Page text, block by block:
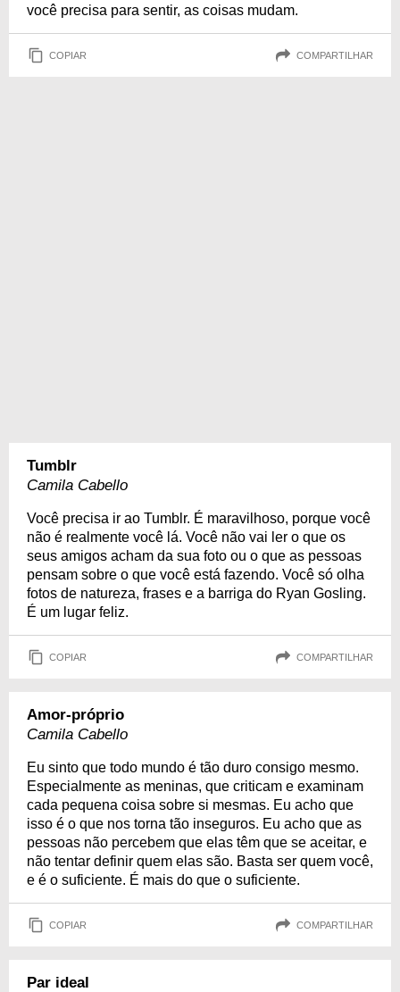
você precisa para sentir, as coisas mudam.
COPIAR COMPARTILHAR
Tumblr
Camila Cabello
Você precisa ir ao Tumblr. É maravilhoso, porque você
não é realmente você lá. Você não vai ler o que os
seus amigos acham da sua foto ou o que as pessoas
pensam sobre o que você está fazendo. Você só olha
fotos de natureza, frases e a barriga do Ryan Gosling.
É um lugar feliz.
COPIAR COMPARTILHAR
Amor-próprio
Camila Cabello
Eu sinto que todo mundo é tão duro consigo mesmo.
Especialmente as meninas, que criticam e examinam
cada pequena coisa sobre si mesmas. Eu acho que
isso é o que nos torna tão inseguros. Eu acho que as
pessoas não percebem que elas têm que se aceitar, e
não tentar definir quem elas são. Basta ser quem você,
e é o suficiente. É mais do que o suficiente.
COPIAR COMPARTILHAR
Par ideal